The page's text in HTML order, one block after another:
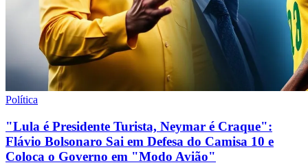
Política
"Lula é Presidente Turista, Neymar é Craque":
Flávio Bolsonaro Sai em Defesa do Camisa 10 e
Coloca o Governo em "Modo Avião"